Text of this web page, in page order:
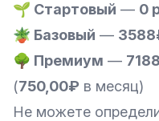
🌱 Стартовый — 0
🪴 Базовый —
🌳 Премиум —
(750,00₽ в месяц)
Не можете